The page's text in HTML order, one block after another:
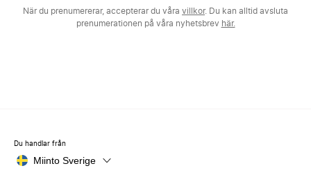
När du prenumererar, accepterar du våra villkor. Du kan alltid avsluta
prenumerationen på våra nyhetsbrev här.
Du handlar från
Miinto Sverige